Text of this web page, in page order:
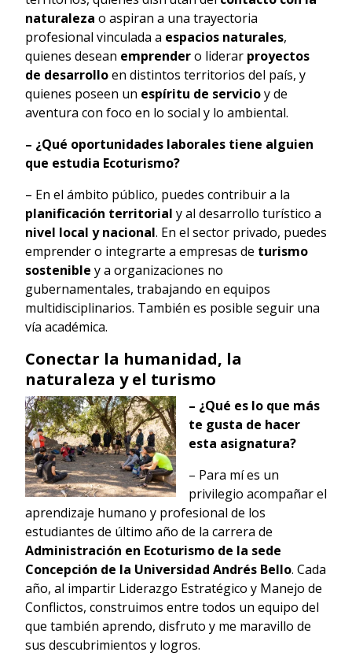
naturaleza o aspiran a una trayectoria
profesional vinculada a espacios naturales,
quienes desean emprendero liderar proyectos
de desarrolloen distintos territorios del país, y
quienes poseen un espíritu de servicioy de
aventura con foco en lo social y lo ambiental.
– ¿Qué oportunidades laborales tiene alguien
que estudia Ecoturismo?
– En el ámbito público, puedes contribuir a la
planificación territorial y al desarrollo turístico a
nivel local y nacional. En el sector privado, puedes
emprender o integrarte a empresas de turismo
sostenible y a organizaciones no
gubernamentales, trabajando en equipos
multidisciplinarios. También es posible seguir una
vía académica.
Conectar la humanidad, la
naturaleza y el turismo
– ¿Qué es lo que más
te gusta de hacer
esta asignatura?
– Para mí es un
privilegio acompañar el
aprendizaje humano y profesional de los
estudiantes de último año de la carrera de
Administración en Ecoturismo de la sede
Concepción de la Universidad Andrés Bello. Cada
año, al impartir Liderazgo Estratégico y Manejo de
Conflictos, construimos entre todos un equipo del
que también aprendo, disfruto y me maravillo de
sus descubrimientos y logros.